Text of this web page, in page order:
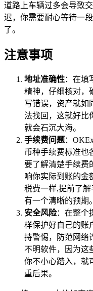
道路上车辆过多会导致
迟，你需要耐心等待一
了。
注意事项
地址准确性：在填
精神，仔细核对，
写错误，资产就如
法找回，这就好比
就会石沉大海。
手续费问题：
币种手续费标准也
要了解清楚手续费
响你实际到账的金
税费一样,提前了
有一个清晰的预期。
安全风险：在整个
样保护好自己的账
持警惕，防范网络
不明软件，因为这
你不小心踏入，就
重后果。